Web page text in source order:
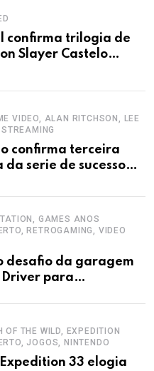
confirma trilogia de
Slayer Castelo
VIDEO, ALAN RITCHSON, LEE
confirma terceira
serie de sucesso
GAMES ANOS
RETROGAMING, VIDEO
desafio da garagem
Driver para
OF THE WILD, EXPEDITION
JOGOS, NINTENDO
33 elogia